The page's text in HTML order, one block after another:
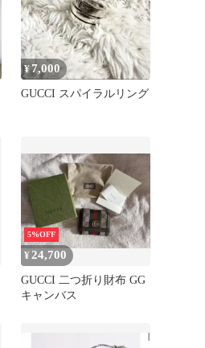
¥7,000
GUCCI スパイラルリング
5%OFF
¥ 24,700
GUCCI 二つ折り財布 GG
キャンバス